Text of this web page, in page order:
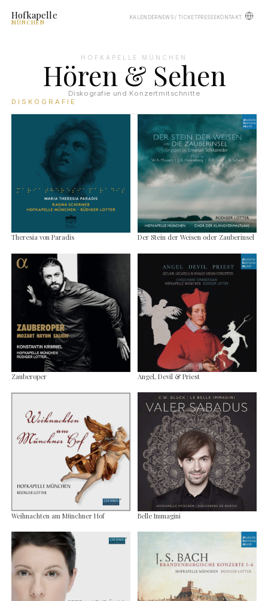
Hofkapelle
MÜNCHEN
KALENDER NEWS / TICKETPRESSEKONTAKT
HOFKAPELLE MÜNCHEN
Hören & Sehen
Diskografie und Konzertmitschnitte
DISKOGRAFIE
Theresia von Paradis Der Stein der Weisen oder Zauberinsel
Zauberoper Angel, Devil & Priest
Weihnachten am Münchner Hof Belle Immagini